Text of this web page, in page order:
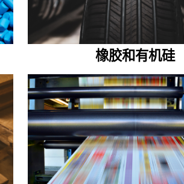
橡胶和有机硅